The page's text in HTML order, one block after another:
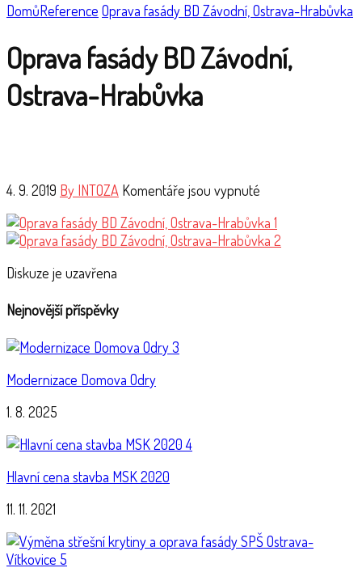
DomůReference Oprava fasády BD Závodní, Ostrava-Hrabůvka
Oprava fasády BD Závodní,
Ostrava-Hrabůvka
4. 9. 2019 By INTOZA Komentáře jsou vypnuté
Diskuze je uzavřena
Nejnovější příspěvky
Modernizace Domova Odry
1. 8. 2025
Hlavní cena stavba MSK 2020
11. 11. 2021